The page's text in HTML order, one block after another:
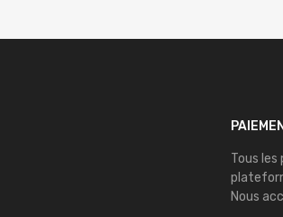
Tous
Nous